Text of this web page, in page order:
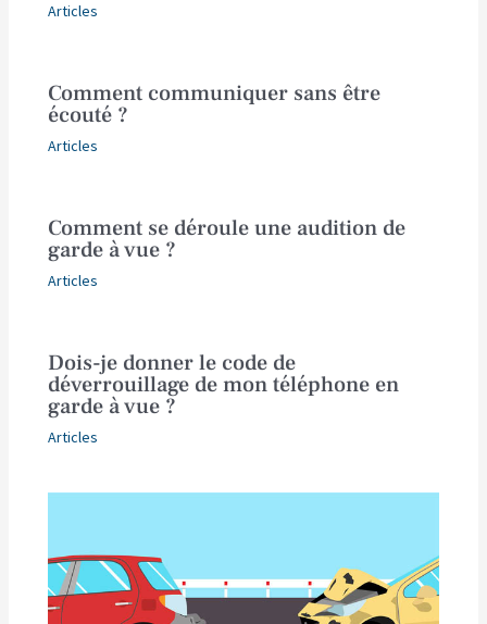
Articles
Comment communiquer sans être
écouté ?
Articles
Comment se déroule une audition de
garde à vue ?
Articles
Dois-je donner le code de
déverrouillage de mon téléphone en
garde à vue ?
Articles